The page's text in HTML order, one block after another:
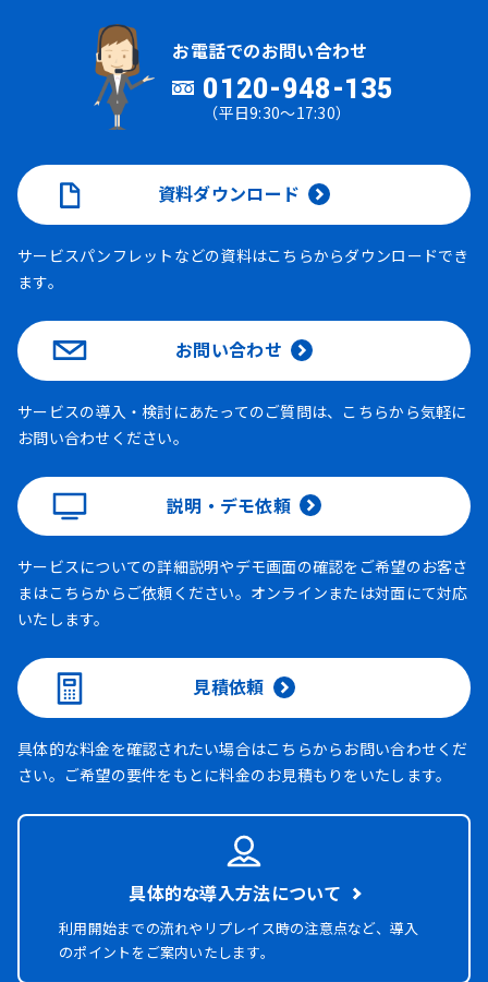
お電話でのお問い合わせ
0120-948-135
（平日9:30～17:30）
資料ダウンロード
サービスパンフレットなどの資料はこちらからダウンロードでき
ます。
お問い合わせ
サービスの導入・検討にあたってのご質問は、こちらから気軽に
お問い合わせください。
説明・デモ依頼
サービスについての詳細説明やデモ画面の確認をご希望のお客さ
まはこちらからご依頼ください。オンラインまたは対面にて対応
いたします。
見積依頼
具体的な料金を確認されたい場合はこちらからお問い合わせくだ
さい。ご希望の要件をもとに料金のお見積もりをいたします。
具体的な導入方法について
利用開始までの流れやリプレイス時の注意点など、導入
のポイントをご案内いたします。